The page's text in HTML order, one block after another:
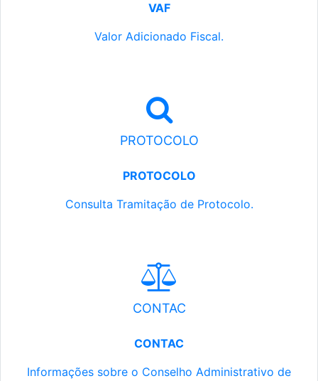
VAF
Valor Adicionado Fiscal.
PROTOCOLO
PROTOCOLO
Consulta Tramitação de Protocolo.
CONTAC
CONTAC
Informações sobre o Conselho Administrativo de